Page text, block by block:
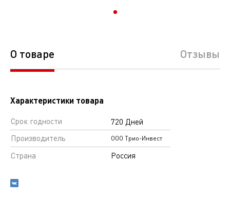
О товаре Отзывы
Характеристики товара
Срок годности
720 Дней
Производитель
ООО Трио-Инвест
Страна Россия